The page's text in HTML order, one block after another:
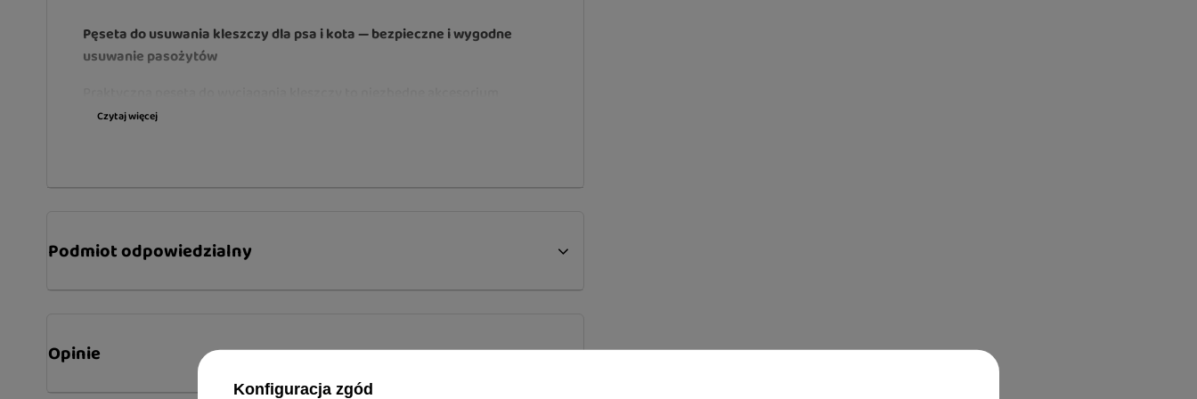
Pęseta do usuwania kleszczy dla psa i kota — bezpieczne i wygodne
usuwanie pasożytów
podczas codziennej opieki nad psem lub kotem, szczególnie w okresie
pomaga ograniczyć ryzyko podrażnień oraz infekcji.
i jego usunięcie ze skóry zwierzęcia. Lekka konstrukcja oraz kompaktowy
rozmiar sprawiają, że pęsetę można mieć zawsze przy sobie — w domu,
samochodzie lub podczas spaceru.
można wygodnie przypiąć do smyczy, plecaka lub kluczy.
Najważniejsze cechy produktu:
Czytaj więcej
Podmiot odpowiedzialny
Opinie
Konfiguracja zgód